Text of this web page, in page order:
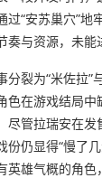
“安苏巢穴”地
与资源，未能
裂为“米佐拉”
色在游戏结局
尽管拉瑞安在
仍显得“慢了几
英雄气概的角